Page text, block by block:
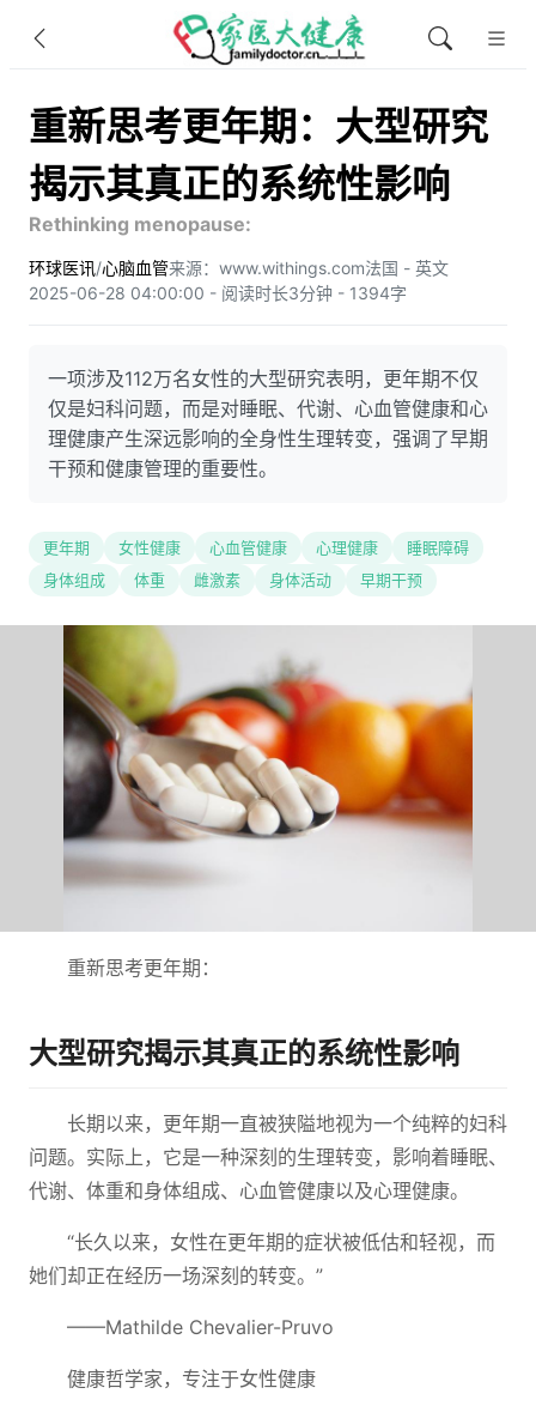
重新思考更年期：大型研究
揭示其真正的系统性影响
Rethinking menopause:
环球医讯/心脑血管来源：www.withings.com法国 - 英文
2025-06-28 04:00:00 - 阅读时长3分钟 - 1394字
一项涉及112万名女性的大型研究表明，更年期不仅
仅是妇科问题，而是对睡眠、代谢、心血管健康和心
理健康产生深远影响的全身性生理转变，强调了早期
干预和健康管理的重要性。
更年期 女性健康 心血管健康 心理健康
睡眠障碍
身体组成
体重 雌激素 身体活动 早期干预
重新思考更年期：
大型研究揭示其真正的系统性影响
长期以来，更年期一直被狭隘地视为一个纯粹的妇科
问题。实际上，它是一种深刻的生理转变，影响着睡眠、
代谢、体重和身体组成、心血管健康以及心理健康。
“长久以来，女性在更年期的症状被低估和轻视，而
她们却正在经历一场深刻的转变。”
——Mathilde Chevalier-Pruvo
健康哲学家，专注于女性健康